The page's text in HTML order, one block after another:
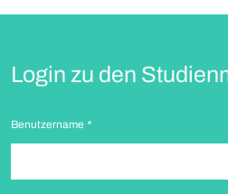
Login zu den
Benutzername *